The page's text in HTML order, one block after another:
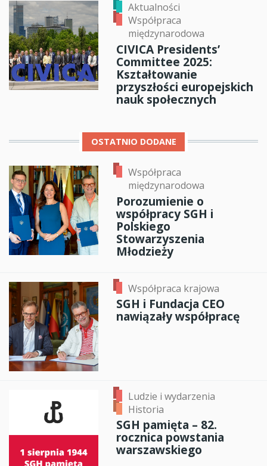
Aktualności
Współpraca
międzynarodowa
CIVICA Presidents’
Committee 2025:
Kształtowanie
przyszłości europejskich
nauk społecznych
OSTATNIO DODANE
Współpraca
międzynarodowa
Porozumienie o
współpracy SGH i
Polskiego
Stowarzyszenia
Młodzieży
Współpraca krajowa
SGH i Fundacja CEO
nawiązały współpracę
Ludzie i wydarzenia
Historia
SGH pamięta – 82.
rocznica powstania
warszawskiego